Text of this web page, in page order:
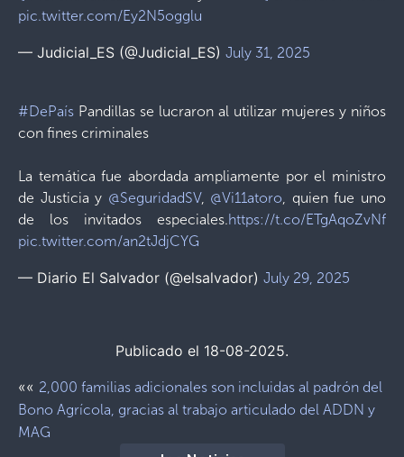
pic.twitter.com/Ey2N5ogglu
— Judicial_ES (@Judicial_ES) July 31, 2025
#DePaís Pandillas se lucraron al utilizar mujeres y niños
con fines criminales
La temática fue abordada ampliamente por el ministro
de Justicia y @SeguridadSV, @Vi11atoro, quien fue uno
de los invitados especiales.https://t.co/ETgAqoZvNf
pic.twitter.com/an2tJdjCYG
— Diario El Salvador (@elsalvador) July 29, 2025
Publicado el 18-08-2025.
«« 2,000 familias adicionales son incluidas al padrón del
Bono Agrícola, gracias al trabajo articulado del ADDN y
MAG